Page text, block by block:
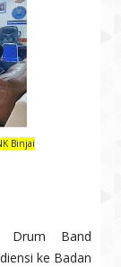
Binjai
Drum Band
ke Badan